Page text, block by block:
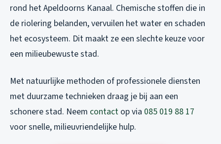
rond het Apeldoorns Kanaal. Chemische stoffen die in
de riolering belanden, vervuilen het water en schaden
het ecosysteem. Dit maakt ze een slechte keuze voor
een milieubewuste stad.
Met natuurlijke methoden of professionele diensten
met duurzame technieken draag je bij aan een
schonere stad. Neem contact op via 085 019 88 17
voor snelle, milieuvriendelijke hulp.